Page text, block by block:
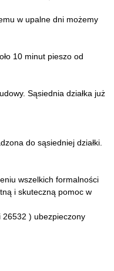
w upalne dni możemy
10 minut pieszo od
Sąsiednia działka już
do sąsiedniej działki.
wszelkich formalności
i skuteczną pomoc w
26532 ) ubezpieczony